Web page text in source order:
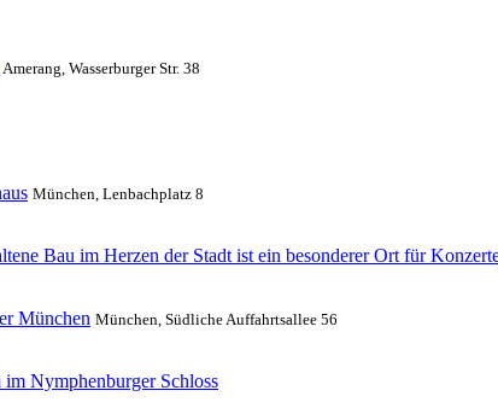
Amerang, Wasserburger Str. 38
München, Lenbachplatz 8
Bau im Herzen der Stadt ist ein besonderer Ort für
München München, Südliche Auffahrtsallee 56
Nymphenburger Schloss